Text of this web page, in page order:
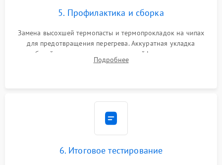
5. Профилактика и сборка
Замена высохшей термопасты и термопрокладок на чипах
для предотвращения перегрева. Аккуратная укладка
кабелей, подключение хрупких шлейфов матрицы и
надежная фиксация всех элементов внутри корпуса
Подробнее
6. Итоговое тестирование